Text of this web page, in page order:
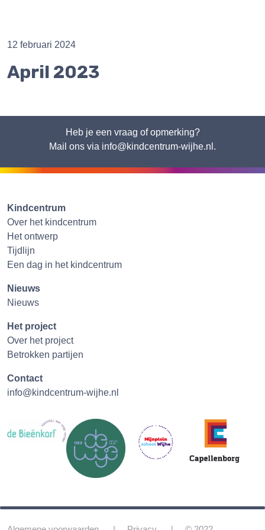
12 februari 2024
April 2023
Heb je een vraag of opmerking?
Mail ons via info@kindcentrum-wijhe.nl.
Kindcentrum
Over het kindcentrum
Het ontwerp
Tijdlijn
Een dag in het kindcentrum
Nieuws
Nieuws
Het project
Over het project
Betrokken partijen
Contact
info@kindcentrum-wijhe.nl